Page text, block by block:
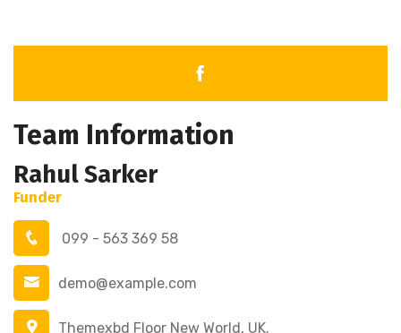
Team Information
Rahul Sarker
Funder
099 - 563 369 58
demo@example.com
Themexbd Floor New World, UK.